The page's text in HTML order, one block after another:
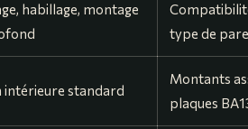
habillage, montage
type de
intérieure standard
Montants
plaques